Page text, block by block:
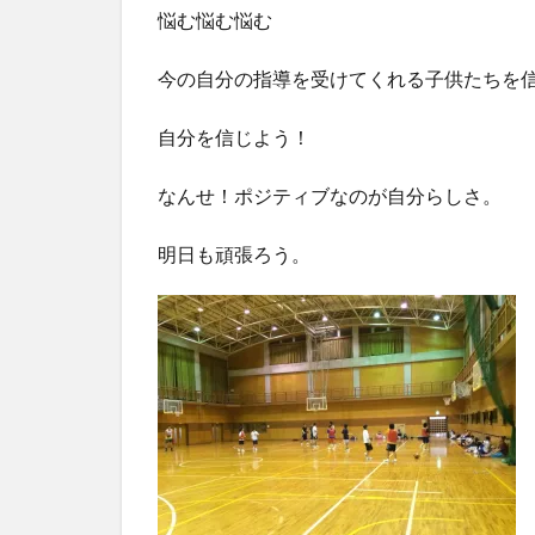
悩む悩む悩む
今の自分の指導を受けてくれる子供たちを
自分を信じよう！
なんせ！ポジティブなのが自分らしさ。
明日も頑張ろう。